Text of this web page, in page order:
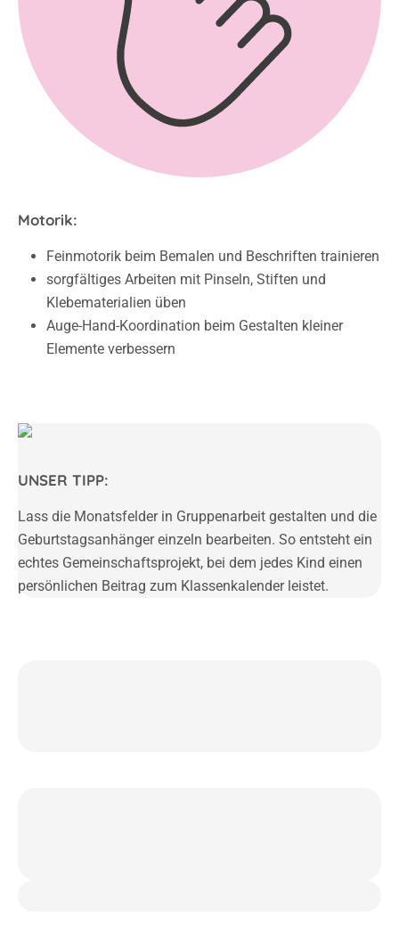
Motorik:
Feinmotorik beim Bemalen und Beschriften trainieren
sorgfältiges Arbeiten mit Pinseln, Stiften und
Klebematerialien üben
Auge-Hand-Koordination beim Gestalten kleiner
Elemente verbessern
UNSER TIPP:
Lass die Monatsfelder in Gruppenarbeit gestalten und die
Geburtstagsanhänger einzeln bearbeiten. So entsteht ein
echtes Gemeinschaftsprojekt, bei dem jedes Kind einen
persönlichen Beitrag zum Klassenkalender leistet.